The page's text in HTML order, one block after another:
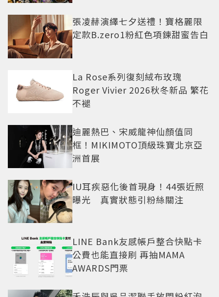
張凌赫演繹七夕送禮！寶格麗限
定款B.zero1粉紅色項鍊甜蜜告白
La Rose系列復刻絨布玫瑰
Roger Vivier 2026秋冬新品 繁花
不褪
迪麗熱巴、宋威龍神仙顏值同
框！MIKIMOTO頂級珠寶北京亞
洲首展
IU耳疾惡化後首現身！44張近照
曝光 真實狀態引粉絲關注
LINE Bank友感帳戶整合快點卡
公費也能直接刷 再抽MAMA
AWARDS門票